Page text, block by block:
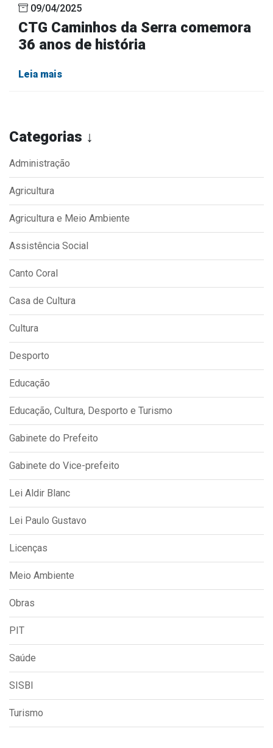
Categorias ↓
Administração
Agricultura
Agricultura e Meio Ambiente
Assistência Social
Canto Coral
Casa de Cultura
Cultura
Desporto
Educação
Educação, Cultura, Desporto e Turismo
Gabinete do Prefeito
Gabinete do Vice-prefeito
Lei Aldir Blanc
Lei Paulo Gustavo
Licenças
Meio Ambiente
Obras
PIT
Saúde
SISBI
Turismo
09/04/2025
CTG Caminhos da Serra comemora
36 anos de história
Leia mais